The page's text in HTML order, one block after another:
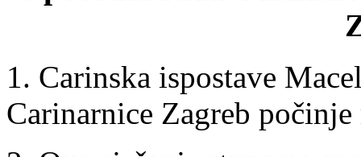
1. Carinska ispostave
Carinarnice Zagreb